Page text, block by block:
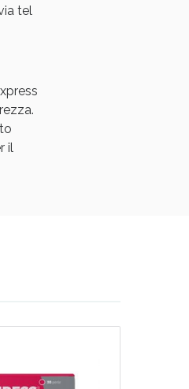
tel
il